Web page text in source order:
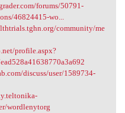
forums/50791-
46824415-wo...
community/me
profile.aspx?
discuss/user/1589734-
wordlenytorg